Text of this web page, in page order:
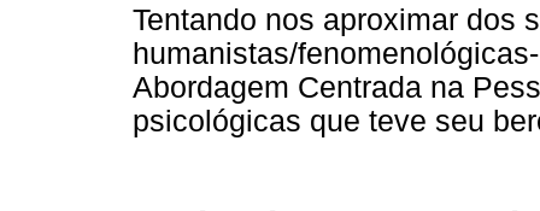
Tentando nos aproximar dos
humanistas/
Abordagem Centrada na
psicológicas que teve seu